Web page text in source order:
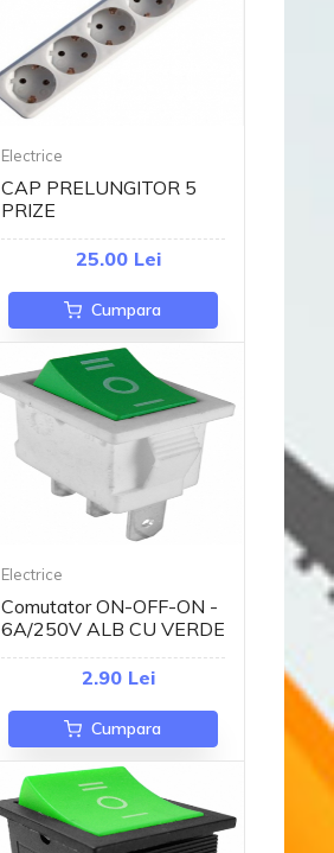
Electrice
CAP PRELUNGITOR 5
PRIZE
25.00 Lei
Cumpara
Electrice
Comutator ON-OFF-ON -
6A/250V ALB CU VERDE
2.90 Lei
Cumpara